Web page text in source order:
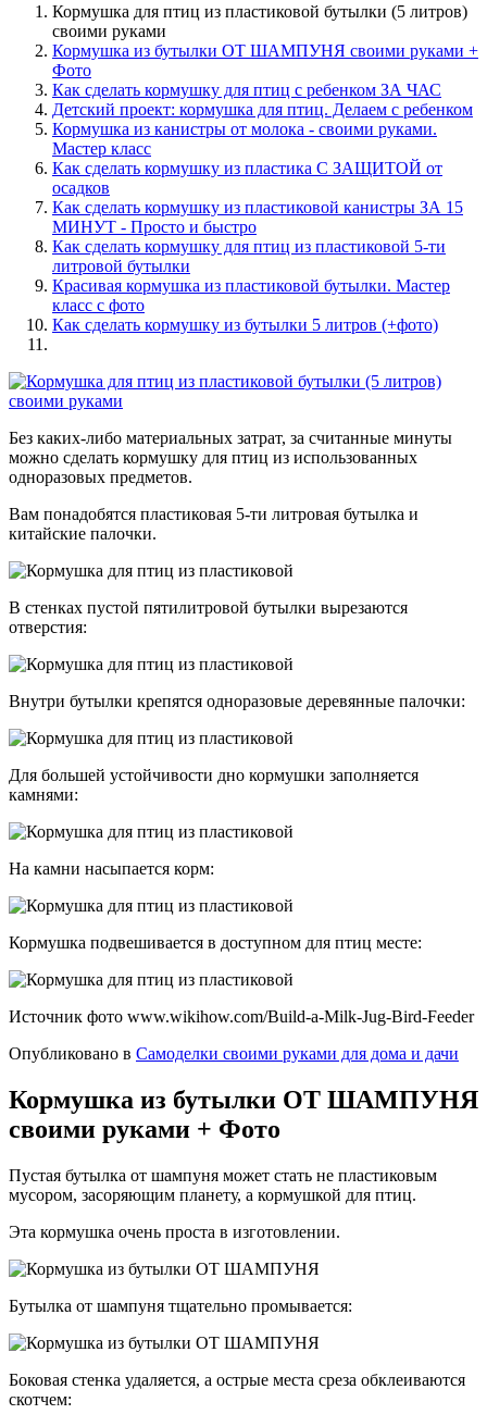
Кормушка для птиц из пластиковой бутылки (5 литров)
своими руками
Кормушка из бутылки ОТ ШАМПУНЯ своими руками +
Фото
Как сделать кормушку для птиц с ребенком ЗА ЧАС
Детский проект: кормушка для птиц. Делаем с ребенком
Кормушка из канистры от молока - своими руками.
Мастер класс
Как сделать кормушку из пластика С ЗАЩИТОЙ от
осадков
Как сделать кормушку из пластиковой канистры ЗА 15
МИНУТ - Просто и быстро
Как сделать кормушку для птиц из пластиковой 5-ти
литровой бутылки
Красивая кормушка из пластиковой бутылки. Мастер
класс с фото
Как сделать кормушку из бутылки 5 литров (+фото)
Без каких-либо материальных затрат, за считанные минуты
можно сделать кормушку для птиц из использованных
одноразовых предметов.
Вам понадобятся пластиковая 5-ти литровая бутылка и
китайские палочки.
В стенках пустой пятилитровой бутылки вырезаются
отверстия:
Внутри бутылки крепятся одноразовые деревянные палочки:
Для большей устойчивости дно кормушки заполняется
камнями:
На камни насыпается корм:
Кормушка подвешивается в доступном для птиц месте:
Источник фото www.wikihow.com/Build-a-Milk-Jug-Bird-Feeder
Опубликовано в Самоделки своими руками для дома и дачи
Кормушка из бутылки ОТ ШАМПУНЯ
своими руками + Фото
Пустая бутылка от шампуня может стать не пластиковым
мусором, засоряющим планету, а кормушкой для птиц.
Эта кормушка очень проста в изготовлении.
Бутылка от шампуня тщательно промывается:
Боковая стенка удаляется, а острые места среза обклеиваются
скотчем: